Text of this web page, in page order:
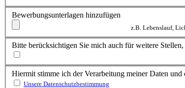
Bewerbungsunterlagen hinzufügen
z.B. Lebenslauf,
Bitte berücksichtigen Sie mich auch für weitere
Hiermit stimme ich der Verarbeitung meiner Daten und
Unsere Datenschutzbestimmung